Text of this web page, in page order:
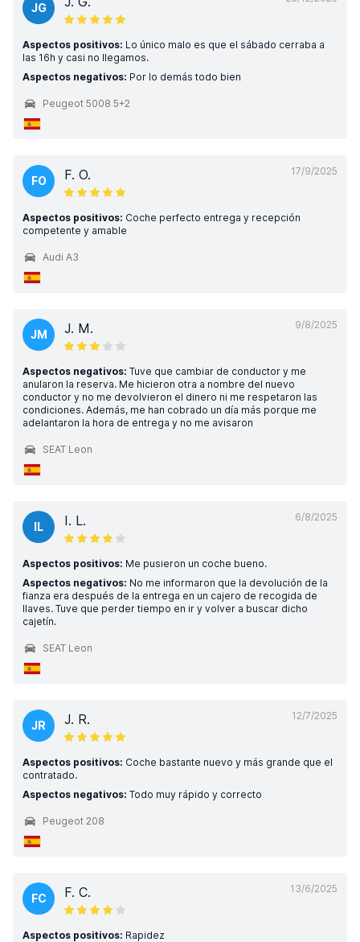
JG
Aspectos positivos: Lo único malo es que el sábado cerraba a
las 16h y casi no llegamos.
Aspectos negativos: Por lo demás todo bien
Peugeot 5008 5+2
17/9/2025
FO F. O.
Aspectos positivos: Coche perfecto entrega y recepción
competente y amable
Audi A3
9/8/2025
JM J. M.
Aspectos negativos: Tuve que cambiar de conductor y me
anularon la reserva. Me hicieron otra a nombre del nuevo
conductor y no me devolvieron el dinero ni me respetaron las
condiciones. Además, me han cobrado un día más porque me
adelantaron la hora de entrega y no me avisaron
SEAT Leon
6/8/2025
IL I. L.
Aspectos positivos: Me pusieron un coche bueno.
Aspectos negativos: No me informaron que la devolución de la
fianza era después de la entrega en un cajero de recogida de
llaves. Tuve que perder tiempo en ir y volver a buscar dicho
cajetín.
SEAT Leon
12/7/2025
JR J. R.
Aspectos positivos: Coche bastante nuevo y más grande que el
contratado.
Aspectos negativos: Todo muy rápido y correcto
Peugeot 208
13/6/2025
FC F. C.
Aspectos positivos: Rapidez